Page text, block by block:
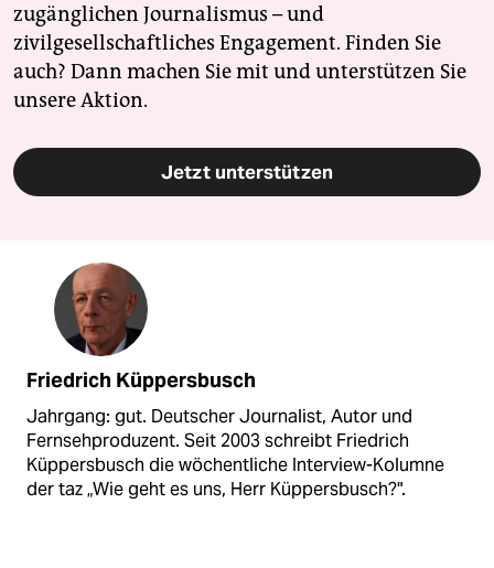
zugänglichen Journalismus – und
zivilgesellschaftliches Engagement. Finden Sie
auch? Dann machen Sie mit und unterstützen Sie
unsere Aktion.
Jetzt unterstützen
Friedrich Küppersbusch
Jahrgang: gut. Deutscher Journalist, Autor und
Fernsehproduzent. Seit 2003 schreibt Friedrich
Küppersbusch die wöchentliche Interview-Kolumne
der taz „Wie geht es uns, Herr Küppersbusch?".